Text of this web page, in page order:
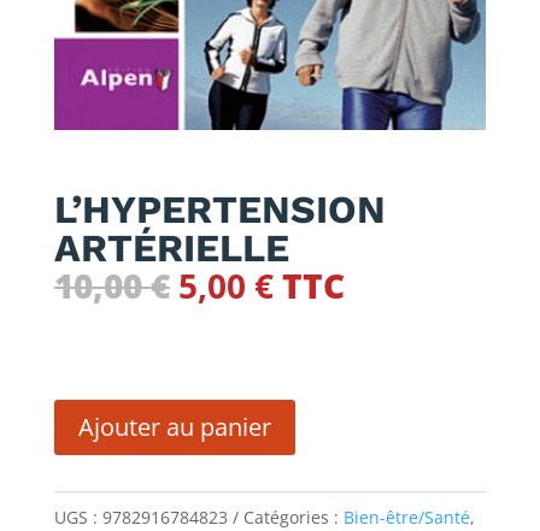
L’HYPERTENSION
ARTÉRIELLE
10,00€ Le
était :
10,00 €.
5,00 €Le
est :
TTC
L'HYPERTENSION
ARTÉRIELLE
Ajouter au panier
UGS : 9782916784823 Catégories : Bien-être/Santé,